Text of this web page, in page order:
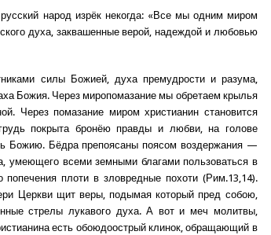
народ изрёк некогда: «Все мы одним миром
духа, заквашенные верой, надеждой и любовью
силы Божией, духа премудрости и разума,
Божия. Через миропомазание мы обретаем крылья
Через помазание миром христианин становится
покрыта бронёю правды и любви, на голове
Божию. Бёдра препоясаны поясом воздержания —
умеющего всеми земными благами пользоваться в
плоти в зловредные похоти (Рим.13,14).
Церкви щит веры, подымая который пред собою,
стрелы лукавого духа. А вот и меч молитвы,
есть обоюдоострый клинок, обращающий в